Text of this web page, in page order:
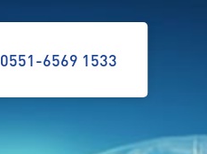
0551-6569 1533